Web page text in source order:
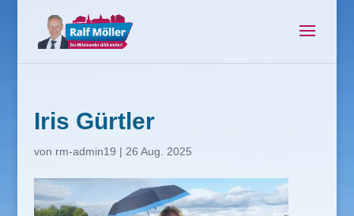
Iris Gürtler
von rm-admin19 | 26 Aug. 2025